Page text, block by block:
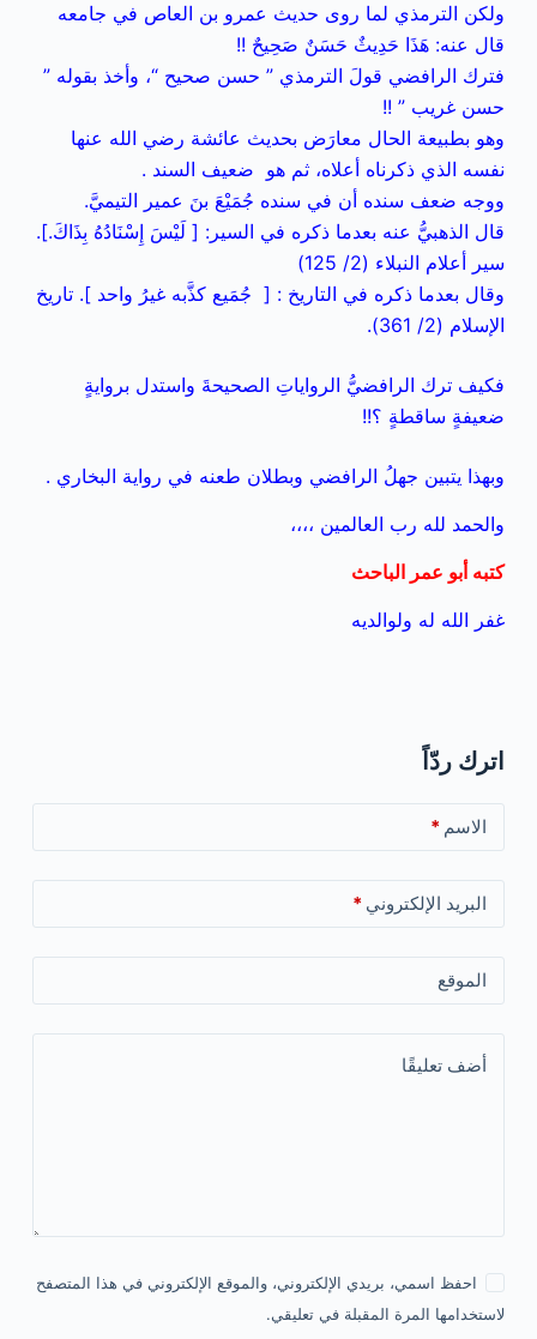
ولكن الترمذي لما روى حديث عمرو بن العاص في جامعه
قال عنه: هَذَا حَدِيثٌ حَسَنٌ صَحِيحٌ !!
فترك الرافضي قولَ الترمذي ” حسن صحيح “، وأخذ بقوله ”
حسن غريب ” !!
وهو بطبيعة الحال معارَض بحديث عائشة رضي الله عنها
نفسه الذي ذكرناه أعلاه، ثم هو ضعيف السند .
ووجه ضعف سنده أن في سنده جُمَيْعَ بنَ عمير التيميَّ.
قال الذهبيُّ عنه بعدما ذكره في السير: [ لَيْسَ إِسْنَادُهُ بِذَاكَ.].
سير أعلام النبلاء (2/ 125)
وقال بعدما ذكره في التاريخ : [ جُمَيع كذَّبه غيرُ واحد ]. تاريخ
الإسلام (2/ 361).
فكيف ترك الرافضيُّ الرواياتِ الصحيحةَ واستدل بروايةٍ
ضعيفةٍ ساقطةٍ ؟!!
وبهذا يتبين جهلُ الرافضي وبطلان طعنه في رواية البخاري .
والحمد لله رب العالمين ،،،،
كتبه أبو عمر الباحث
غفر الله له ولوالديه
اترك ردّاً
الاسم *
البريد الإلكتروني *
الموقع
أضف تعليقًا
احفظ اسمي، بريدي الإلكتروني، والموقع الإلكتروني في هذا المتصفح
لاستخدامها المرة المقبلة في تعليقي.